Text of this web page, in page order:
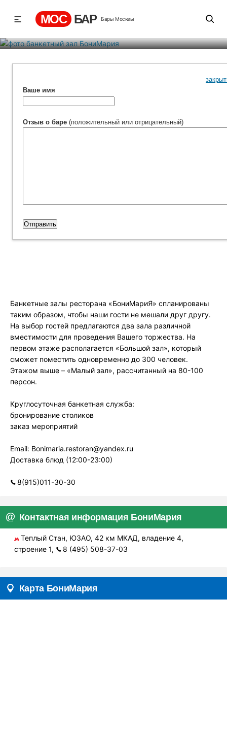
МОС БАР Бары Москвы
Ваше имя
Отзыв о баре (положительный или отрицательный)
Банкетные залы ресторана «БониМариЯ» спланированы
таким образом, чтобы наши гости не мешали друг другу.
На выбор гостей предлагаются два зала различной
вместимости для проведения Вашего торжества. На
первом этаже располагается «Большой зал», который
сможет поместить одновременно до 300 человек.
Этажом выше – «Малый зал», рассчитанный на 80-100
персон.
Круглосуточная банкетная служба:
бронирование столиков
заказ мероприятий
Email: Bonimaria.restoran@yandex.ru
Доставка блюд (12:00-23:00)
8(915)011-30-30
Контактная информация БониМария
Теплый Стан, ЮЗАО, 42 км МКАД, владение 4,
строение 1,
8 (495) 508-37-03
Карта БониМария